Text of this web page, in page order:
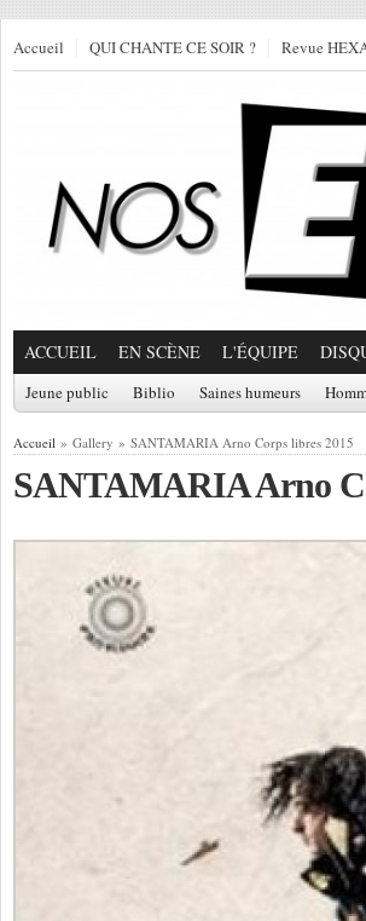
Accueil QUI CHANTE CE SOIR ? Revue
ACCUEIL EN SCÈNE L'ÉQUIPE
Jeune public Biblio Saines humeurs
Accueil » Gallery » SANTAMARIA Arno Corps libres 2015
SANTAMARIA Arno